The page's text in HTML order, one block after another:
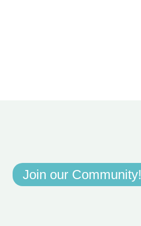
Join our Community!